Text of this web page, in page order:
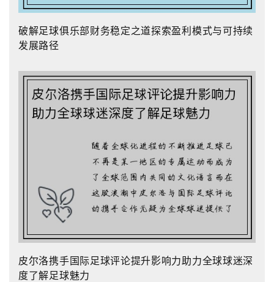
破解足球俱乐部财务稳定之道探索盈利模式与可持续
发展路径
皮尔洛携手国际足球评论提升影响力助力全球球迷深
度了解足球魅力